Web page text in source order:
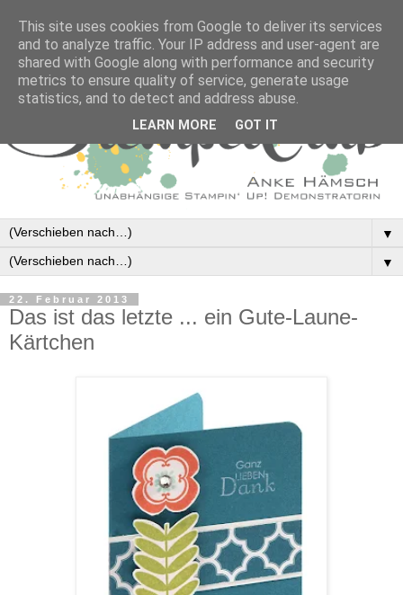
▼
▼
22. Februar 2013
Das ist das letzte ... ein Gute-Laune-
Kärtchen
This site uses cookies from Google to deliver its services
and to analyze traffic. Your IP address and user-agent are
shared with Google along with performance and security
metrics to ensure quality of service, generate usage
statistics, and to detect and address abuse.
LEARN MORE GOT IT